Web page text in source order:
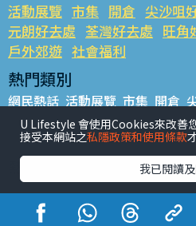
活動展覽 市集 開倉 尖沙咀
元朗好去處 荃灣好去處 旺角
戶外郊遊 社會福利
熱門類別
網民熱話 活動展覽 市集 開倉
銅鑼灣好去處 元朗好去處 荃灣
餐廳情報 戶外郊遊
熱門標籤
#UGO搵好去處 #人氣活動推介
#親子玩樂好去處
#ULifestyle應
U Lifestyle 會使用Cookies來改善
接受本網站之私隱政策和使用條款
我已閱讀